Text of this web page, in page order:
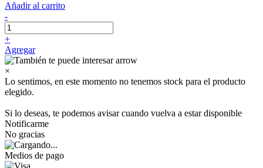
Añadir al carrito
-
+
Agregar
×
Lo sentimos, en este momento no tenemos stock para el producto
elegido.
Si lo deseas, te podemos avisar cuando vuelva a estar disponible
Notificarme
No gracias
Medios de pago